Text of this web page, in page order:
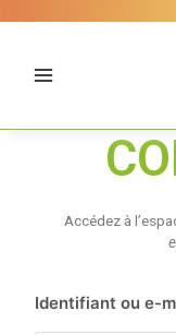
Accédez à
Identifiant ou e-